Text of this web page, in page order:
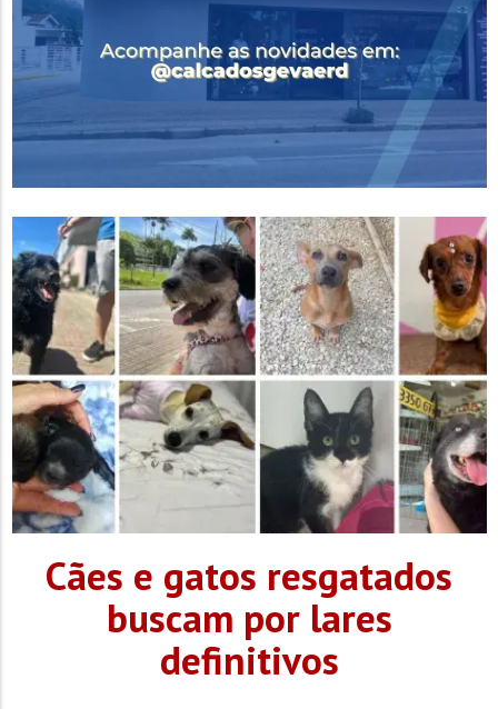
Cães e gatos resgatados
buscam por lares
definitivos